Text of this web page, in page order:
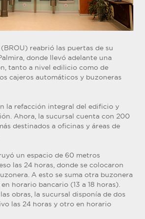
reabrió las puertas de su
donde llevó adelante una
tanto a nivel edilicio como de
cajeros automáticos y buzoneras
la refacción integral del edificio y
Ahora, la sucursal cuenta con 200
destinados a oficinas y áreas de
un espacio de 60 metros
las 24 horas, donde se colocaron
A esto se suma otra buzonera
horario bancario (13 a 18 horas).
obras, la sucursal disponía de dos
las 24 horas y otro en horario